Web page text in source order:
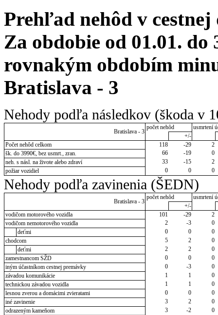
Prehľad nehôd v cestnej
Za obdobie od 01.01. do
rovnakým obdobím
Bratislava - 3
Nehody podľa následkov (škoda v
Bratislava - 3
počet nehôd
usmrtení
+/-
Počet nehôd celkom
118 -29
2
šk. do 3990€, bez usmrt., zran.
66 -19
0
neh. s násl. na živote alebo zdraví
33 -15
2
požiar vozidiel
0 0 0
Nehody podľa zavinenia (ŠEDN)
Bratislava - 3
počet nehôd
usmrtení
+/-
vodičom motorového vozidla
101 -29
2
vodičom nemotorového vozidla
2 -3
0
deťmi
0 0
0
chodcom
5 2
0
deťmi
2 2
0
zamestnancom SŽD
0 0
0
iným účastníkom cestnej premávky
0 -3
0
závadou komunikácie
1 1
0
technickou závadou vozidla
1 1
0
lesnou zverou a domácimi zvieratami
0 0
0
iné zavinenie
3 2
0
odrazeným kameňom
3 -2
0